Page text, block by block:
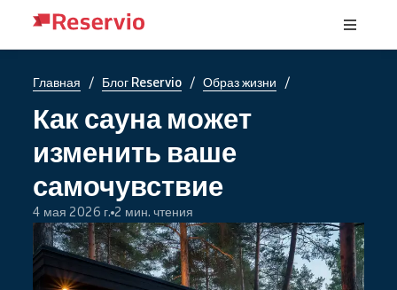
Главная / Блог Reservio / Образ жизни /
Как сауна может
изменить ваше
самочувствие
4 мая 2026 г. 2 мин. чтения